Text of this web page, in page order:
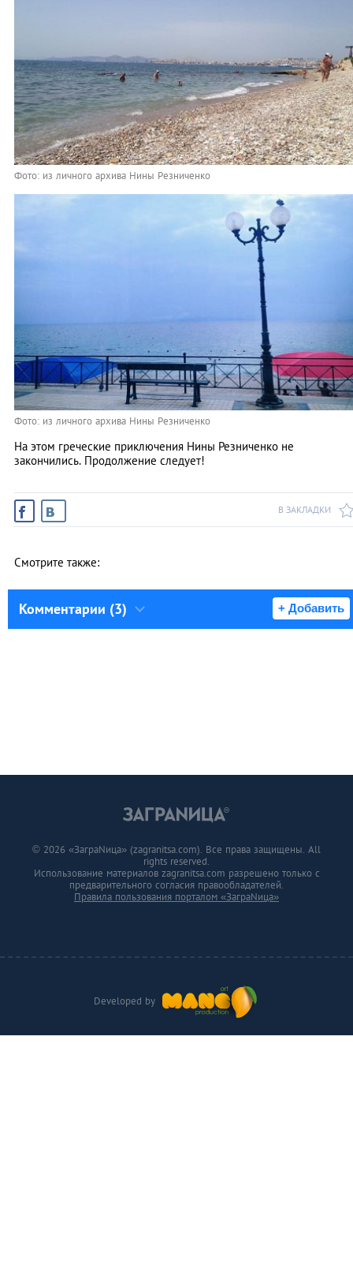
Фото: из личного архива Нины Резниченко
Фото: из личного архива Нины Резниченко
На этом греческие приключения Нины Резниченко не
закончились. Продолжение следует!
В ЗАКЛАДКИ
Смотрите также:
Комментарии (3) + Добавить
Developed by
© 2026 «ЗаграNица» (zagranitsa.com). Все права защищены. All
rights reserved.
Использование материалов zagranitsa.com разрешено только с
предварительного согласия правообладателей.
Правила пользования порталом «ЗаграNица»